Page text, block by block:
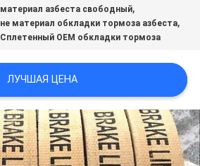
материал азбеста свободный,
не материал обкладки тормоза азбеста,
Сплетенный OEM обкладки тормоза
ЛУЧШАЯ ЦЕНА